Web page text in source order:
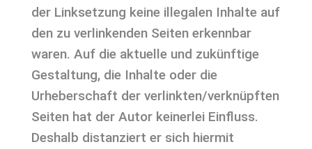
der Linksetzung keine illegalen Inhalte auf
den zu verlinkenden Seiten erkennbar
waren. Auf die aktuelle und zukünftige
Gestaltung, die Inhalte oder die
Urheberschaft der verlinkten/verknüpften
Seiten hat der Autor keinerlei Einfluss.
Deshalb distanziert er sich hiermit